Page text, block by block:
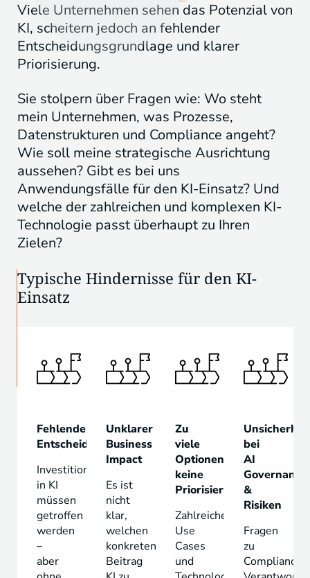
Viele Unternehmen sehen das Potenzial von
KI, scheitern jedoch an fehlender
Entscheidungsgrundlage und klarer
Priorisierung.
Sie stolpern über Fragen wie: Wo steht
mein Unternehmen, was Prozesse,
Datenstrukturen und Compliance angeht?
Wie soll meine strategische Ausrichtung
aussehen? Gibt es bei uns
Anwendungsfälle für den KI-Einsatz? Und
welche der zahlreichen und komplexen KI-
Technologie passt überhaupt zu Ihren
Zielen?
Typische Hindernisse für den KI-
Einsatz
Fehlende
Entscheidungsgrundlage
Investitionen
in KI
müssen
getroffen
werden
–
aber
Unklarer
Business
Impact
Es ist
nicht
klar,
welchen
konkreten
Beitrag
Zu
viele
Optionen,
keine
Priorisierung
Zahlreiche
Use
Cases
und
bei
AI
Governance
&
Risiken
Fragen
zu
Compliance,